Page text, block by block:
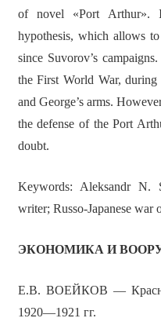
of novel «Port Arthur».
hypothesis, which allows
since Suvorov’s
the First World War,
and George’s arms.
the defense of the Port
doubt.
Keywords: Aleksandr N.
writer; Russo-Japanese war
ЭКОНОМИКА И
Е.В. ВОЕЙКОВ —
1920—1921 гг.